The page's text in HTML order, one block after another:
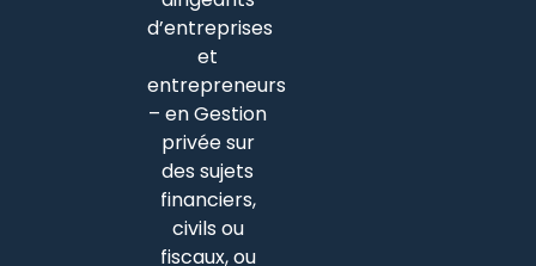
d’entreprises
et
entrepreneurs
– en Gestion
privée sur
des sujets
financiers,
civils ou
fiscaux, ou